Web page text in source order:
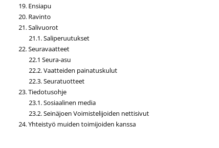
19. Ensiapu
20. Ravinto
21. Salivuorot
21.1. Saliperuutukset
22. Seuravaatteet
22.1 Seura-asu
22.2. Vaatteiden painatuskulut
22.3. Seuratuotteet
23. Tiedotusohje
23.1. Sosiaalinen media
23.2. Seinäjoen Voimistelijoiden nettisivut
24. Yhteistyö muiden toimijoiden kanssa